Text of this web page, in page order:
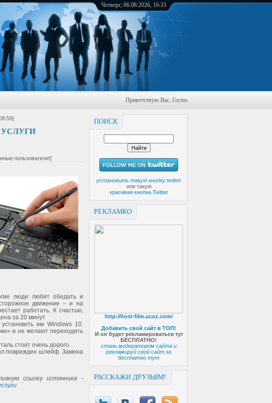
Четверг, 06.08.2026, 16:33
Приветствую Вас, Гость
ПОИСК
установить такую кнопку twitter
или такую
красивая кнопка Twitter
РЕКЛАМКО
http://host-film.ucoz.com/
Добавить свой сайт в ТОП!
И он будет рекламироваться тут
БЕСПЛАТНО!
стань модератором сайта и
рекламируй свой сайт за
бесплатно тут
РАССКАЖИ ДРУЗЬЯМ!
пользователи!]
люди любят обедать и
движение – и на
работать. К счастью,
за 20 минут.
им Windows 10.
и не желают переходить
стоит очень дорого.
поврежден шлейф. Замена
ссылку источника -